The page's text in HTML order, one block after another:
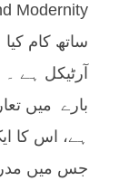
ساتھ کام
آرٹیکل ہے
بارے میں
ہے، اس کا
جس میں